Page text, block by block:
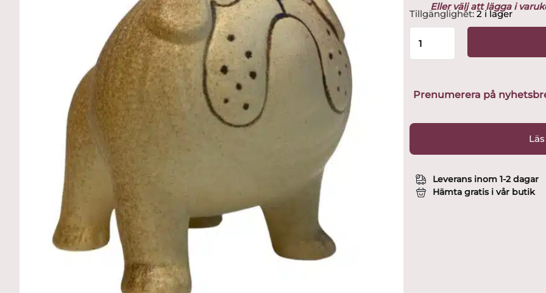
Eller välj att lägga i
Tillgänglighet: 2 i lager
Gustavsberg-
Figurin
brun
design
Prenumerera på
Leverans inom 1-2 dagar
Hämta gratis i vår butik